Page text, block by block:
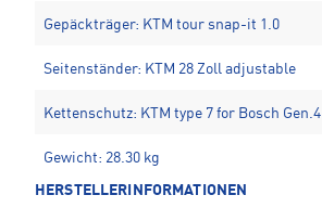
Gepäckträger: KTM tour snap-it 1.0
Seitenständer: KTM 28 Zoll adjustable
Kettenschutz: KTM type 7 for Bosch Gen.4
Gewicht: 28.30 kg
HERSTELLERINFORMATIONEN